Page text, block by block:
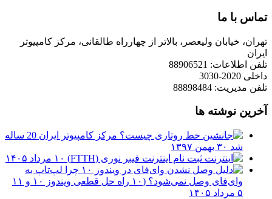
تماس با ما
تهران، خیابان ولیعصر، بالاتر از چهارراه طالقانی، مرکز کامپیوتر
ایران
تلفن اطلاعات: 88906521
داخلی 2020-3030
تلفن مدیریت: 88898484
آخرین نوشته ها
مرکز کامپیوتر ایران 20 ساله
شد ۳۰ بهمن ۱۳۹۷
ثبت نام اینترنت فیبر نوری (FTTH)
۱۰ مرداد ۱۴۰۵
چرا لپ‌تاپ به
وای‌فای وصل نمی‌شود؟ (۱۰ راه حل قطعی ویندوز ۱۰ و ۱۱
۵ مرداد ۱۴۰۵